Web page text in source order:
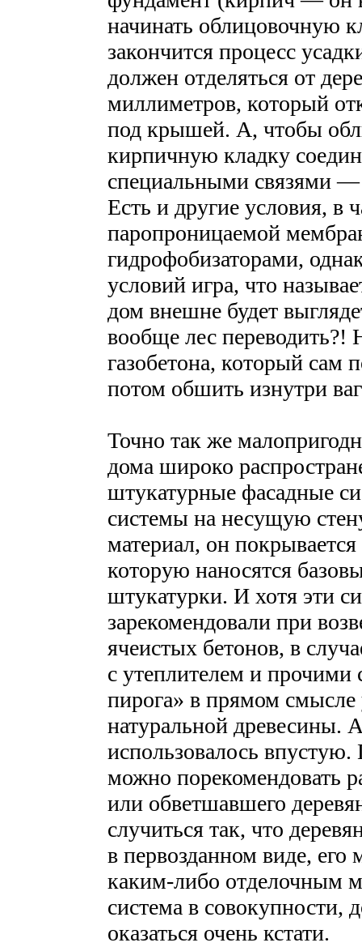
начинать облицовочную
закончится процесс
должен отделяться от
миллиметров, который
под крышей. А, чтобы
кирпичную кладку
специальными связями —
Есть и другие условия, в
паропроницаемой
гидрофобизаторами,
условий игра, что
дом внешне будет
вообще лес переводить?!
газобетона, который сам
потом обшить изнутри
Точно так же
дома широко
штукатурные фасадные
системы на несущую
материал, он
которую наносятся
штукатурки. И хотя эти
зарекомендовали при
ячеистых бетонов, в
с утеплителем и
пирога» в прямом
натуральной древесины.
использовалось
можно порекомендовать
или обветшавшего
случиться так, что
в первозданном виде,
каким-либо отделочным
система в совокупности,
оказаться очень кстати.